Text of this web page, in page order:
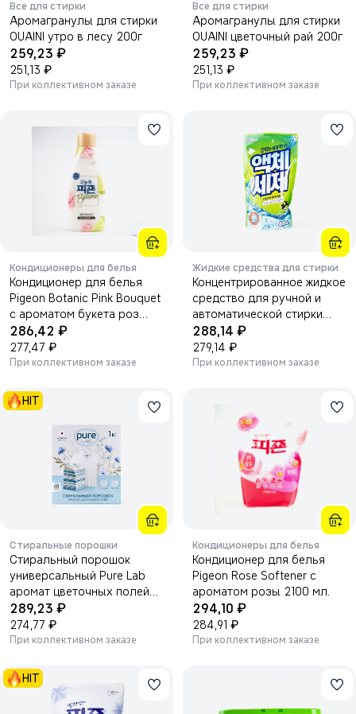
Все для стирки
Аромагранулы для стирки
OUAINI утро в лесу 200г
259,23 ₽
251,13 ₽
При коллективном заказе
Все для стирки
Аромагранулы для стирки
OUAINI цветочный рай 200г
259,23 ₽
251,13 ₽
При коллективном заказе
Кондиционеры для белья
Кондиционер для белья
Pigeon Botanic Pink Bouquet
с ароматом букета роз
1000 мл.
286,42 ₽
277,47 ₽
При коллективном заказе
Жидкие средства для стирки
Концентрированное жидкое
средство для ручной и
автоматической стирки
Sandokkaebi Liquid
Detergent 800мл.
288,14 ₽
279,14 ₽
При коллективном заказе
HIT
Стиральные порошки
Стиральный порошок
универсальный Pure Lab
аромат цветочных полей
LM 1кг
289,23 ₽
274,77 ₽
При коллективном заказе
Кондиционеры для белья
Кондиционер для белья
Pigeon Rose Softener с
ароматом розы 2100 мл.
294,10 ₽
284,91 ₽
При коллективном заказе
HIT